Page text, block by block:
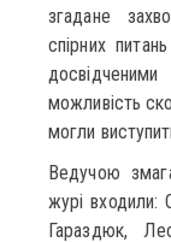
згадане
спірних
можливість
могли
Ведучою
журі входили:
Гараздюк,